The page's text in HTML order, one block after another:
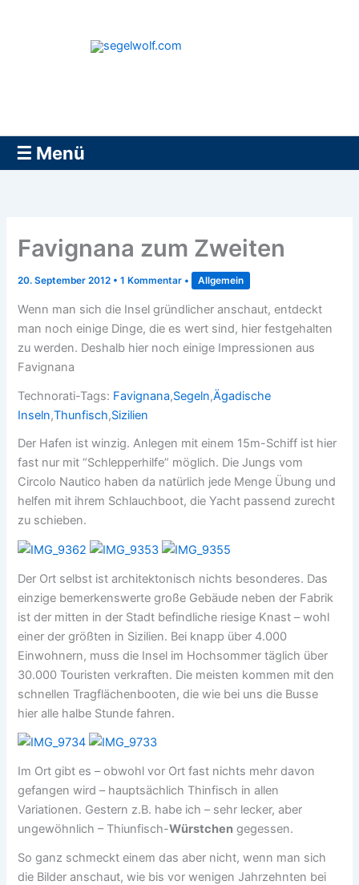
☰ Menü
Favignana zum Zweiten
20. September 2012 •1 Kommentar • Allgemein
Wenn man sich die Insel gründlicher anschaut, entdeckt
man noch einige Dinge, die es wert sind, hier festgehalten
zu werden. Deshalb hier noch einige Impressionen aus
Favignana
Technorati-Tags: Favignana,Segeln,Ägadische
Inseln,Thunfisch,Sizilien
Der Hafen ist winzig. Anlegen mit einem 15m-Schiff ist hier
fast nur mit “Schlepperhilfe” möglich. Die Jungs vom
Circolo Nautico haben da natürlich jede Menge Übung und
helfen mit ihrem Schlauchboot, die Yacht passend zurecht
zu schieben.
Der Ort selbst ist architektonisch nichts besonderes. Das
einzige bemerkenswerte große Gebäude neben der Fabrik
ist der mitten in der Stadt befindliche riesige Knast – wohl
einer der größten in Sizilien. Bei knapp über 4.000
Einwohnern, muss die Insel im Hochsommer täglich über
30.000 Touristen verkraften. Die meisten kommen mit den
schnellen Tragflächenbooten, die wie bei uns die Busse
hier alle halbe Stunde fahren.
Im Ort gibt es – obwohl vor Ort fast nichts mehr davon
gefangen wird – hauptsächlich Thinfisch in allen
Variationen. Gestern z.B. habe ich – sehr lecker, aber
ungewöhnlich – Thiunfisch-Würstchen gegessen.
So ganz schmeckt einem das aber nicht, wenn man sich
die Bilder anschaut, wie bis vor wenigen Jahrzehnten bei